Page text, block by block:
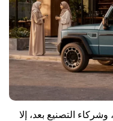
وشركاء التصنيع بعد، إلا